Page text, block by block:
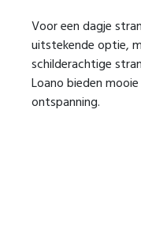
Voor een dagje
uitstekende optie,
schilderachtige
Loano bieden
ontspanning.